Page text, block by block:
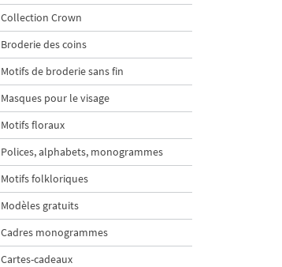
Collection Crown
Broderie des coins
Motifs de broderie sans fin
Masques pour le visage
Motifs floraux
Polices, alphabets, monogrammes
Motifs folkloriques
Modèles gratuits
Cadres monogrammes
Cartes-cadeaux